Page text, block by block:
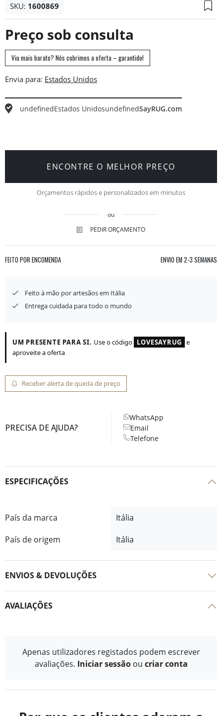
SKU: 1600869
Preço sob consulta
Viu mais barato? Nós cobrimos a oferta – garantido!
Envia para:
undefinedEstados UnidosundefinedSayRUG.com
ENCONTRE O MELHOR PREÇO
Orçamentos rápidos e personalizados em minutos
ou
PEDIR ORÇAMENTO
FEITO POR ENCOMENDA ENVIO EM 2-3 SEMANAS
Feito à mão por artesãos em Itália
Entrega cuidada para todo o mundo
UM PRESENTE PARA SI. Use o código LOVESAYRUG e
aproveite a oferta
Receber alerta de queda de preço
PRECISA DE AJUDA?
WhatsApp
Email
Telefone
ESPECIFICAÇÕES
País da marca
Itália
País de origem
Itália
ENVIOS & DEVOLUÇÕES
AVALIAÇÕES
Apenas utilizadores registados podem escrever
avaliações. Iniciar sessão ou criar conta